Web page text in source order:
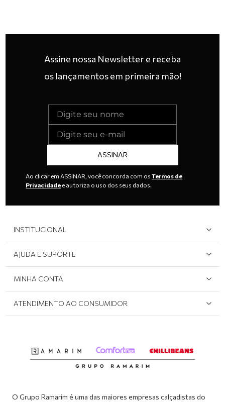
Assine nossa Newsletter e receba
os lançamentos em primeira mão!
ASSINAR
Ao clicar em ASSINAR, você concorda com osTermos de
Privacidade e autoriza o uso dos seus dados.
INSTITUCIONAL
Área do Lojista
AJUDA E SUPORTE
Políticas de Privacidade
MINHA CONTA
Meus pedidos
ATENDIMENTO AO CONSUMIDOR
Atendimento via WhatsApp: (51) 2160-0740
O Grupo Ramarim é uma das maiores empresas calçadistas do